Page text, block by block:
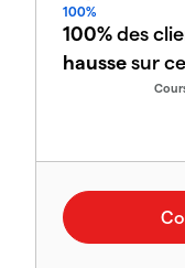
100%
100%des
haussesur